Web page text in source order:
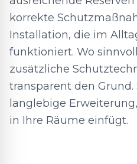
korrekte
Installation, die im
funktioniert. Wo
zusätzliche
transparent den
langlebige
in Ihre Räume einfügt.